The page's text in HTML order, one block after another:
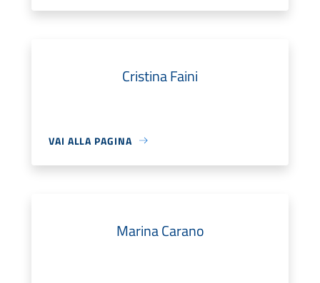
Cristina Faini
VAI ALLA PAGINA
Marina Carano